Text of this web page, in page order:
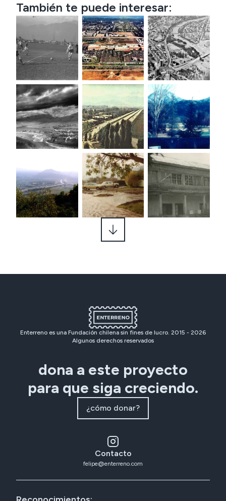
También te puede interesar:
Enterreno es una Fundación chilena sin fines de lucro. 2015 - 2026
Algunos derechos reservados
dona a este proyecto
para que siga creciendo.
¿cómo donar?
Contacto
felipe@enterreno.com